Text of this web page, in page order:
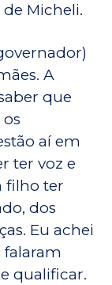
Micheli.
A
que
aí em
ter voz e
filho ter
dos
Eu achei
qualificar.